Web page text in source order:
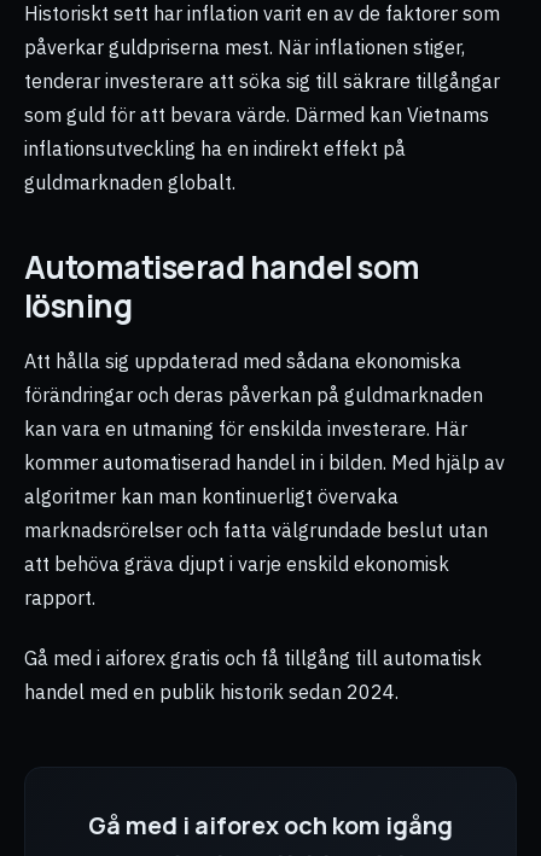
Historiskt sett har inflation varit en av de faktorer som
påverkar guldpriserna mest. När inflationen stiger,
tenderar investerare att söka sig till säkrare tillgångar
som guld för att bevara värde. Därmed kan Vietnams
inflationsutveckling ha en indirekt effekt på
guldmarknaden globalt.
Automatiserad handel som
lösning
Att hålla sig uppdaterad med sådana ekonomiska
förändringar och deras påverkan på guldmarknaden
kan vara en utmaning för enskilda investerare. Här
kommer automatiserad handel in i bilden. Med hjälp av
algoritmer kan man kontinuerligt övervaka
marknadsrörelser och fatta välgrundade beslut utan
att behöva gräva djupt i varje enskild ekonomisk
rapport.
Gå med i aiforex gratis och få tillgång till automatisk
handel med en publik historik sedan 2024.
Gå med i aiforex och kom igång